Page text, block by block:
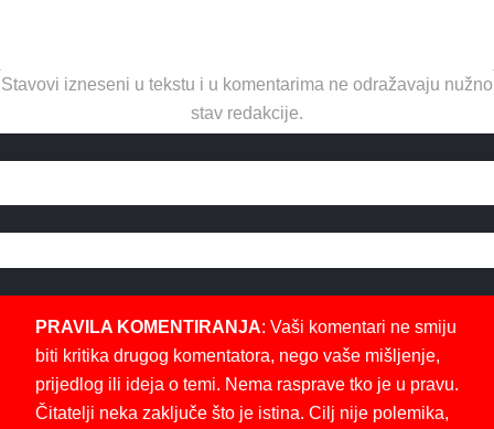
Stavovi izneseni u tekstu i u komentarima ne odražavaju nužno
stav redakcije.
PRAVILA KOMENTIRANJA: Vaši komentari ne smiju
biti kritika drugog komentatora, nego vaše mišljenje,
prijedlog ili ideja o temi. Nema rasprave tko je u pravu.
Čitatelji neka zaključe što je istina. Cilj nije polemika,